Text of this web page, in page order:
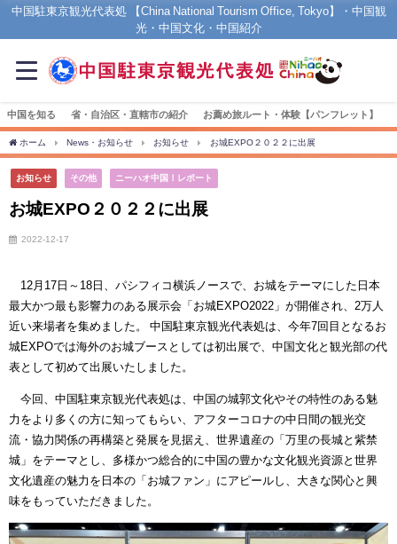
中国駐東京観光代表処 【China National Tourism Office, Tokyo】・中国観
光・中国文化・中国紹介
中国を知る 省・自治区・直轄市の紹介 お薦め旅ルート・体験【パンフレット】
ホーム News・お知らせ お知らせ お城EXPO２０２２に出展
お知らせ その他 ニーハオ中国！レポート
お城EXPO２０２２に出展
2022-12-17
12月17日～18日、パシフィコ横浜ノースで、お城をテーマにした日本
最大かつ最も影響力のある展示会「お城EXPO2022」が開催され、2万人
近い来場者を集めました。 中国駐東京観光代表処は、今年7回目となるお
城EXPOでは海外のお城ブースとしては初出展で、中国文化と観光部の代
表として初めて出展いたしました。
今回、中国駐東京観光代表処は、中国の城郭文化やその特性のある魅
力をより多くの方に知ってもらい、アフターコロナの中日間の観光交
流・協力関係の再構築と発展を見据え、世界遺産の「万里の長城と紫禁
城」をテーマとし、多様かつ総合的に中国の豊かな文化観光資源と世界
文化遺産の魅力を日本の「お城ファン」にアピールし、大きな関心と興
味をもっていただきました。